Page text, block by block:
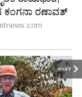
NEXT